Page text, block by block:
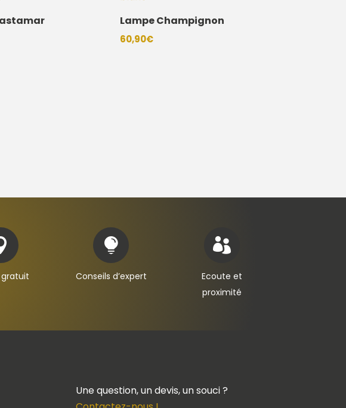
Lampe Champignon
60,90€

Conseils d’expert

Ecoute et
proximité
Une question, un devis, un souci ?